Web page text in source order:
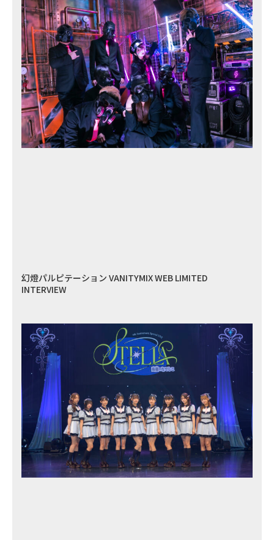
幻燈パルピテーション VANITYMIX WEB LIMITED
INTERVIEW